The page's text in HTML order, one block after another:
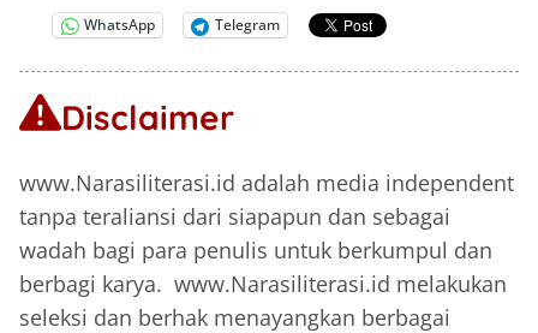
WhatsApp Telegram
Disclaimer
www.Narasiliterasi.id adalah media independent
tanpa teraliansi dari siapapun dan sebagai
wadah bagi para penulis untuk berkumpul dan
berbagi karya. www.Narasiliterasi.id melakukan
seleksi dan berhak menayangkan berbagai